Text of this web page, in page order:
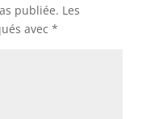
publiée. Les
avec *